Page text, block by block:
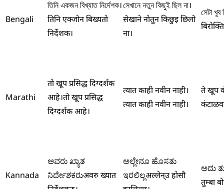
Bengali
তিনি একজন বিখ্যাত নির্দেশক।
तिनि एक्जोन बिख्यतो
निर्देशक।
সেখানে নতুন কিছুই ছিল না।
सेखाने नोतुन किछुइ छिलो
ना।
সেটা খুব
Marathi
तो खूप प्रसिद्ध दिग्दर्शक
आहे।तो खूप प्रसिद्ध
दिग्दर्शक आहे।
त्यात काही नवीन नाही।
त्यात काही नवीन नाही।
ते खूप
Kannada
ಅವರು ಖ್ಯಾತ
ನಿರ್ದೇಶಕರುअवरु ख्यात
ಅಲ್ಲೇನೂ ಹೊಸತು
ಇರಲಿಲ್ಲअल्लेन्उ होसौ
ಅದು
तुम्बा